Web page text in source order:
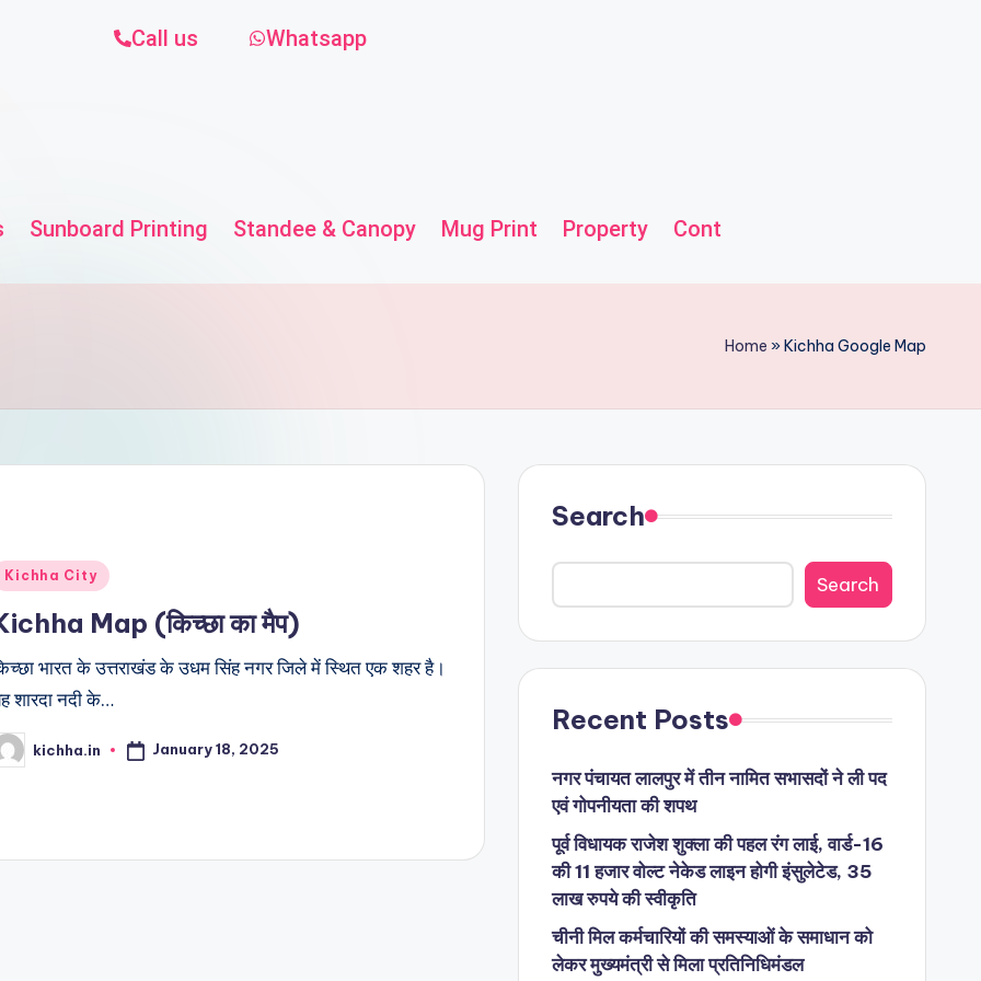
Call us Whatsapp
Sunboard Printing Standee & Canopy Mug Print Property Contact us
Home »Kichha Google Map
Kichha City
Map (किच्छा का मैप)
भारत के उत्तराखंड के उधम सिंह नगर जिले में स्थित एक शहर है।
शारदा नदी के…
kichha.in January 18, 2025
Search
Search
Recent Posts
नगर पंचायत लालपुर में तीन नामित सभासदों ने ली पद
एवं गोपनीयता की शपथ
पूर्व विधायक राजेश शुक्ला की पहल रंग लाई, वार्ड-16
की 11 हजार वोल्ट नेकेड लाइन होगी इंसुलेटेड, 35
लाख रुपये की स्वीकृति
चीनी मिल कर्मचारियों की समस्याओं के समाधान को
लेकर मुख्यमंत्री से मिला प्रतिनिधिमंडल